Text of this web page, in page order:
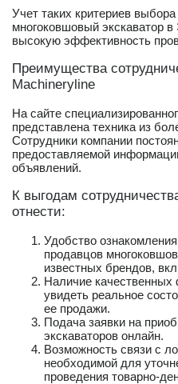
Учет таких критериев
многоковшовый экскаватор
высокую эффективность
Преимущества
Machineryline
На сайте
представлена техника из
Сотрудники компании
предоставляемой
объявлений.
К выгодам
отнести:
Удобство
продавцов
известных брендов,
Наличие
увидеть реальное
ее продажи.
Подача заявки на
экскаваторов онлайн.
Возможность связи с
необходимой для
проведения товарно-